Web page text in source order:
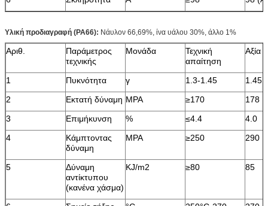
Υλική προδιαγραφή (PA66): Νάυλον 66,69%, ίνα υάλου 30%, άλλο 1%
Αριθ.
Παράμετρος
τεχνικής
Μονάδα
Τεχνική
απαίτηση
Αξία
1 Πυκνότητα γ 1.3-1.45
1.45
2
Εκτατή δύναμη MPA ≥170
178
3
Επιμήκυνση % ≤4.4
4.0
4
Κάμπτοντας
δύναμη
MPA ≥250 290
5
Δύναμη
αντίκτυπου
(κανένα χάσμα)
KJ/m2 ≥80 85